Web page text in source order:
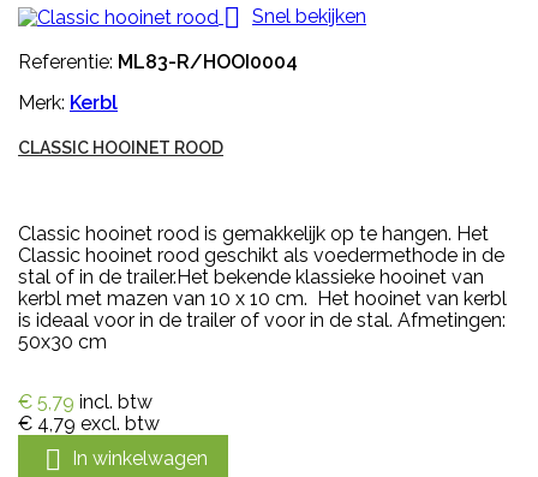
 Snel bekijken
Referentie: ML83-R/HOOI0004
Merk: Kerbl
CLASSIC HOOINET ROOD
Classic hooinet rood is gemakkelijk op te hangen. Het
Classic hooinet rood geschikt als voedermethode in de
stal of in de trailer.Het bekende klassieke hooinet van
kerbl met mazen van 10 x 10 cm. Het hooinet van kerbl
is ideaal voor in de trailer of voor in de stal. Afmetingen:
50x30 cm
€ 5,79 incl. btw
€ 4,79 excl. btw
 In winkelwagen